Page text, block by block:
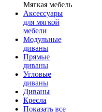
Мягкая мебель
Аксессуары
для мягкой
мебели
Модульные
диваны
Прямые
диваны
Угловые
диваны
Диваны
Кресла
Показать все